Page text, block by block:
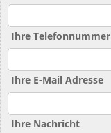
Ihre Telefonnummer
Ihre E-Mail Adresse
Ihre Nachricht